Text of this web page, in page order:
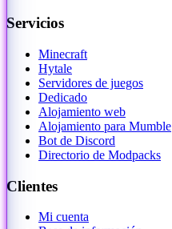
Servicios
Minecraft
Hytale
Servidores de juegos
Dedicado
Alojamiento web
Alojamiento para Mumble
Bot de Discord
Directorio de Modpacks
Clientes
Mi cuenta